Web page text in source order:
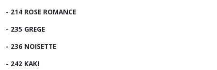
- 214 ROSE ROMANCE
- 235 GREGE
- 236 NOISETTE
- 242 KAKI